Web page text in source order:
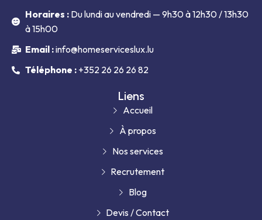
Horaires :Du lundi au vendredi — 9h30 à 12h30 / 13h30
à 15h00
Email :info@homeserviceslux.lu
Téléphone :+352 26 26 26 82
Liens
Accueil
À propos
Nos services
Recrutement
Blog
Devis / Contact